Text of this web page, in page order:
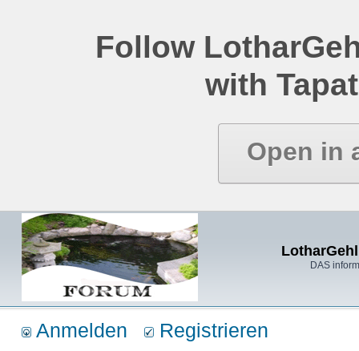
Follow
with
Open in
DAS
Anmelden Registrieren